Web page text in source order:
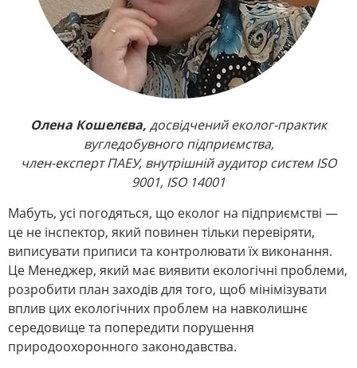
Олена Кошелєва, досвідчений еколог-практик
вугледобувного підприємства,
член-експерт ПАЕУ, внутрішній аудитор систем ISO
9001, ISO 14001
Мабуть, усі погодяться, що еколог на підприємстві —
це не інспектор, який повинен тільки перевіряти,
виписувати приписи та контролювати їх виконання.
Це Менеджер, який має виявити екологічні проблеми,
розробити план заходів для того, щоб мінімізувати
вплив цих екологічних проблем на навколишнє
середовище та попередити порушення
природоохоронного законодавства.